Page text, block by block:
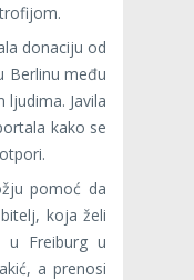
donaciju od
Berlinu među
Javila
kako se
pomoć da
koja želi
u Freiburg u
a prenosi